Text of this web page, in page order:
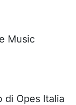
Music
di Opes Italia